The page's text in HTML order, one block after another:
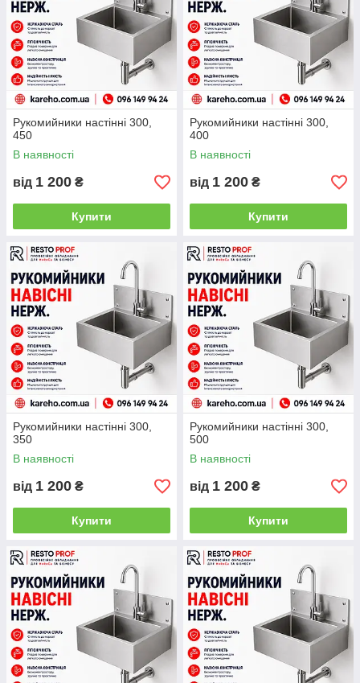
Рукомийники настінні 300,
450
В наявності
від 1 200 ₴
Купити
Рукомийники настінні 300,
400
В наявності
від 1 200 ₴
Купити
Рукомийники настінні 300,
350
В наявності
від 1 200 ₴
Купити
Рукомийники настінні 300,
500
В наявності
від 1 200 ₴
Купити